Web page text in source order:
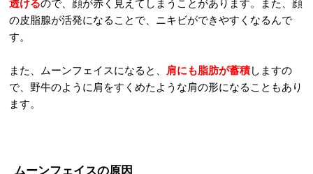
透けるので、顔が赤く見えてしまうことがあります。また、顔
の皮脂腺が活発になることで、ニキビができやすくなるんで
す。
また、ムーンフェイスになると、 肩にも脂肪が蓄積しますの
で、野牛のように肩をすくめたような肩の形になることもあり
ます。
ムーンフェイスの原因